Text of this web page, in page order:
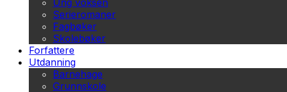
Ung voksen
Serieromaner
Fagbøker
Skolebøker
Forfattere
Utdanning
Barnehage
Grunnskole